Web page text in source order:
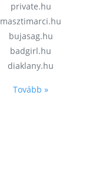
private.hu
masztimarci.hu
bujasag.hu
badgirl.hu
diaklany.hu
Tovább »